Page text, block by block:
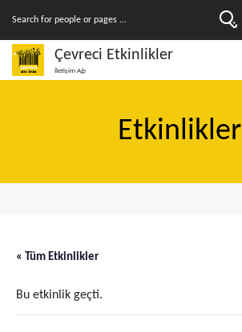
Çevreci Etkinlikler
İletişim Ağı
Etkinlikler
« Tüm Etkinlikler
Bu etkinlik geçti.